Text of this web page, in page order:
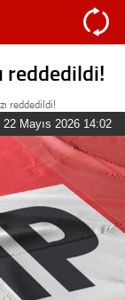
reddedildi!
reddedildi!
22 Mayıs 2026 14:02